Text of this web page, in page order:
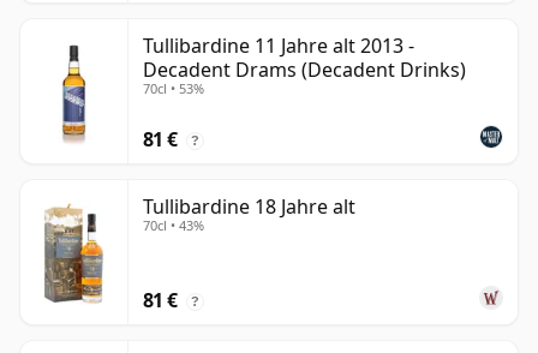
Tullibardine 11 Jahre alt 2013 -
Decadent Drams (Decadent Drinks)
70cl • 53%
81 € ?
Tullibardine 18 Jahre alt
70cl • 43%
81 € ?